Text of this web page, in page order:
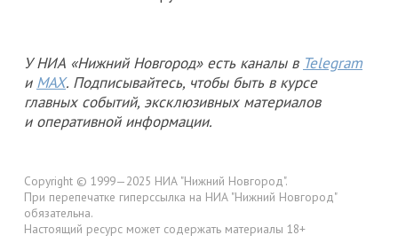
У НИА «Нижний Новгород» есть каналы в Telegram
и MAX. Подписывайтесь, чтобы быть в курсе
главных событий, эксклюзивных материалов
и оперативной информации.
Copyright © 1999—2025 НИА "Нижний Новгород".
При перепечатке гиперссылка на НИА "Нижний Новгород"
обязательна.
Настоящий ресурс может содержать материалы 18+